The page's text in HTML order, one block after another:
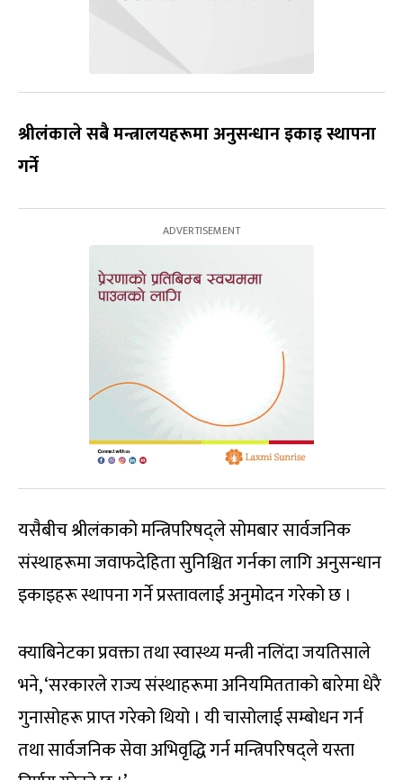
श्रीलंकाले सबै मन्त्रालयहरूमा अनुसन्धान इकाइ स्थापना
गर्ने
यसैबीच श्रीलंकाको मन्त्रिपरिषद्ले सोमबार सार्वजनिक
संस्थाहरूमा जवाफदेहिता सुनिश्चित गर्नका लागि अनुसन्धान
इकाइहरू स्थापना गर्ने प्रस्तावलाई अनुमोदन गरेको छ ।
क्याबिनेटका प्रवक्ता तथा स्वास्थ्य मन्त्री नलिंदा जयतिसाले
भने, ‘सरकारले राज्य संस्थाहरूमा अनियमितताको बारेमा धेरै
गुनासोहरू प्राप्त गरेको थियो । यी चासोलाई सम्बोधन गर्न
तथा सार्वजनिक सेवा अभिवृद्धि गर्न मन्त्रिपरिषद्ले यस्ता